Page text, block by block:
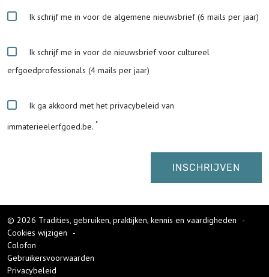
Ik schrijf me in voor de algemene nieuwsbrief (6 mails per jaar)
Ik schrijf me in voor de nieuwsbrief voor cultureel
erfgoedprofessionals (4 mails per jaar)
Ik ga akkoord met het privacybeleid van
immaterieelerfgoed.be.
© 2026 Tradities, gebruiken, praktijken, kennis en vaardigheden
-
Cookies wijzigen
-
Colofon
Gebruikersvoorwaarden
Privacybeleid